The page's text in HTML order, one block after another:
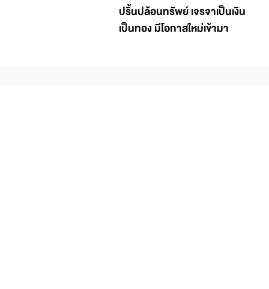
ปริ้นปล้อนทรัพย์ เจรจาเป็นเงิน
เป็นทอง มีโอกาสใหม่เข้ามา